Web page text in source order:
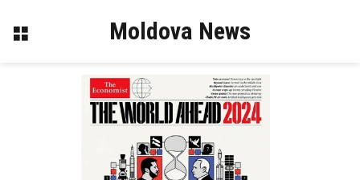
Меню Moldova News